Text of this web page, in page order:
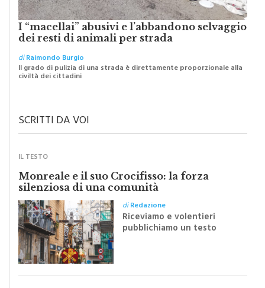
I “macellai” abusivi e l’abbandono selvaggio
dei resti di animali per strada
diRaimondo Burgio
SCRITTI DA VOI
IL TESTO
Monreale e il suo Crocifisso: la forza
silenziosa di una comunità
diRedazione
Riceviamo e volentieri
Sapienza all'indomani della